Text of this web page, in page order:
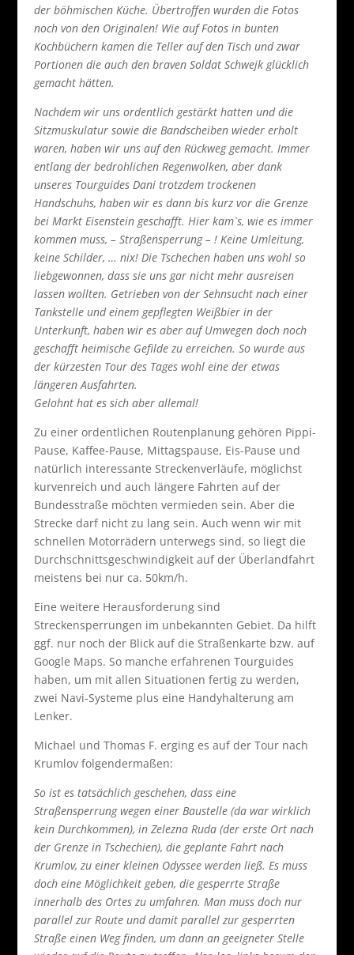
der böhmischen Küche. Übertroffen wurden die Fotos
noch von den Originalen! Wie auf Fotos in bunten
Kochbüchern kamen die Teller auf den Tisch und zwar
Portionen die auch den braven Soldat Schwejk glücklich
gemacht hätten.
Nachdem wir uns ordentlich gestärkt hatten und die
Sitzmuskulatur sowie die Bandscheiben wieder erholt
waren, haben wir uns auf den Rückweg gemacht. Immer
entlang der bedrohlichen Regenwolken, aber dank
unseres Tourguides Dani trotzdem trockenen
Handschuhs, haben wir es dann bis kurz vor die Grenze
bei Markt Eisenstein geschafft. Hier kam`s, wie es immer
kommen muss, – Straßensperrung – ! Keine Umleitung,
keine Schilder, … nix! Die Tschechen haben uns wohl so
liebgewonnen, dass sie uns gar nicht mehr ausreisen
lassen wollten. Getrieben von der Sehnsucht nach einer
Tankstelle und einem gepflegten Weißbier in der
Unterkunft, haben wir es aber auf Umwegen doch noch
geschafft heimische Gefilde zu erreichen. So wurde aus
der kürzesten Tour des Tages wohl eine der etwas
längeren Ausfahrten.
Gelohnt hat es sich aber allemal!
Zu einer ordentlichen Routenplanung gehören Pippi-
Pause, Kaffee-Pause, Mittagspause, Eis-Pause und
natürlich interessante Streckenverläufe, möglichst
kurvenreich und auch längere Fahrten auf der
Bundesstraße möchten vermieden sein. Aber die
Strecke darf nicht zu lang sein. Auch wenn wir mit
schnellen Motorrädern unterwegs sind, so liegt die
Durchschnittsgeschwindigkeit auf der Überlandfahrt
meistens bei nur ca. 50km/h.
Eine weitere Herausforderung sind
Streckensperrungen im unbekannten Gebiet. Da hilft
ggf. nur noch der Blick auf die Straßenkarte bzw. auf
Google Maps. So manche erfahrenen Tourguides
haben, um mit allen Situationen fertig zu werden,
zwei Navi-Systeme plus eine Handyhalterung am
Lenker.
Michael und Thomas F. erging es auf der Tour nach
Krumlov folgendermaßen:
So ist es tatsächlich geschehen, dass eine
Straßensperrung wegen einer Baustelle (da war wirklich
kein Durchkommen), in Zelezna Ruda (der erste Ort nach
der Grenze in Tschechien), die geplante Fahrt nach
Krumlov, zu einer kleinen Odyssee werden ließ. Es muss
doch eine Möglichkeit geben, die gesperrte Straße
innerhalb des Ortes zu umfahren. Man muss doch nur
parallel zur Route und damit parallel zur gesperrten
Straße einen Weg finden, um dann an geeigneter Stelle